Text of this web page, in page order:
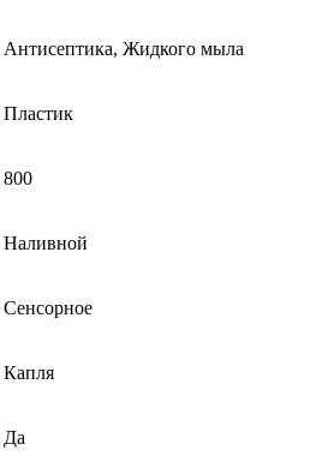
Антисептика, Жидкого мыла
Пластик
800
Наливной
Сенсорное
Капля
Да